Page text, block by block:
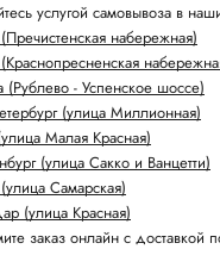
услугой самовывоза в
набережная)
(Рублево - Успенское шоссе)
(улица Миллионная)
Малая Красная)
(улица Сакко и Ванцетти)
Самарская)
(улица Красная)
заказ онлайн с доставкой